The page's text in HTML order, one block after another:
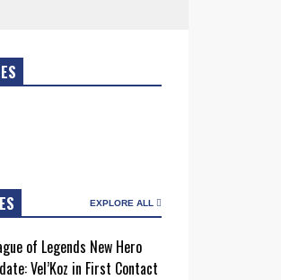
EXPLORE ALL
of Legends New Hero
Vel’Koz in First Contact